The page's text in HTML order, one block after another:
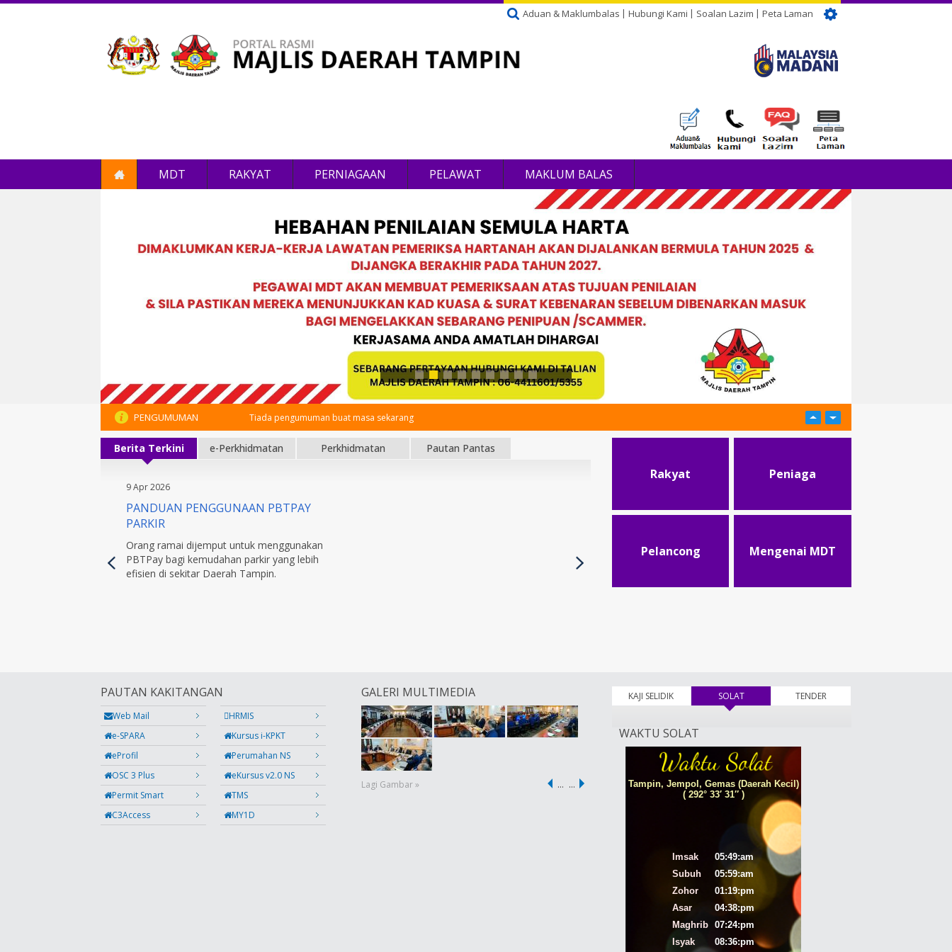
Aduan & Maklumbalas Hubungi Kami Soalan Lazim Peta Laman
MDT RAKYAT PERNIAGAAN PELAWAT MAKLUM BALAS
PENGUMUMAN Tiada pengumuman buat masa sekarang
Berita Terkini e-Perkhidmatan Perkhidmatan Pautan Pantas
9 Apr 2026
PANDUAN PENGGUNAAN PBTPAY
PARKIR
Orang ramai dijemput untuk menggunakan
PBTPay bagi kemudahan parkir yang lebih
efisien di sekitar Daerah Tampin.
Rakyat Peniaga
Pelancong Mengenai MDT
PAUTAN KAKITANGAN
Web Mail
HRMIS
e-SPARA
Kursus i-KPKT
eProfil
Perumahan NS
OSC 3 Plus
eKursus v2.0 NS
Permit Smart
TMS
C3Access
MY1D
GALERI MULTIMEDIA
Lagi Gambar » … …
KAJI SELIDIK SOLAT(tab aktif) TENDER
WAKTU SOLAT